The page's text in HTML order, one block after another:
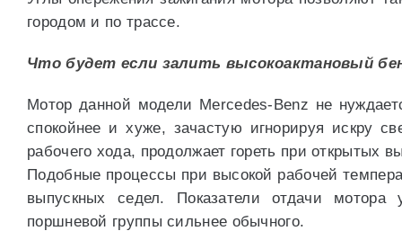
городом и по трассе.
Что будет если залить высокоактановый
Мотор данной модели Mercedes-Benz не
спокойнее и хуже, зачастую игнорируя искру
рабочего хода, продолжает гореть при открытых
Подобные процессы при высокой рабочей
выпускных седел. Показатели отдачи мотора
поршневой группы сильнее обычного.